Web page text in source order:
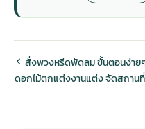
สั่งพวงหรีดพัดลม ขั้นตอนง่ายๆ
ดอกไม้ตกแต่งงานแต่ง จัดสถาน